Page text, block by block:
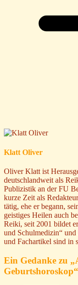
Klatt Oliver
Oliver Klatt ist
deutschlandweit als
Publizistik an der FU
kurze Zeit als
tätig, ehe er begann,
geistiges Heilen auch
Reiki, seit 2001 bildet
und Schulmedizin“ und
und Fachartikel sind in
Ein Gedanke zu „
Geburtshoroskop“